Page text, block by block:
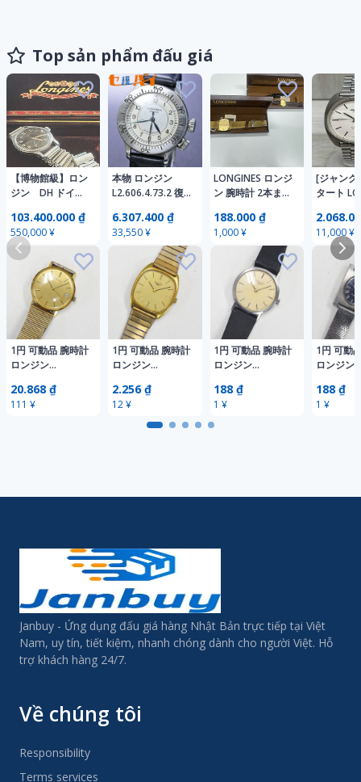
Top sản phẩm đấu giá
【博物館級】ロン
ジン DH ドイツ
ダイヤル 第二次
世界大戦
Bonklipバンブー
ブレス ロンジン
純正化粧箱
103.400.000 ₫
550,000 ¥
本物 ロンジン
L2.606.4.73.2 復
イロットウォッチ
男性用手巻腕時計
メンズウォッチ
純正ベルト 尾錠
LONGINES
6.307.400 ₫
33,550 ¥
LONGINES ロンジ
ン 腕時計 2本まと
ディース ジャン
ク品 手巻き 不動
188.000 ₫
1,000 ¥
[ジャンク
タート
2
計 メンズ
36mmケ
ンジン
ルトロニ
11,000 ¥
1円 可動品 腕時計
ロンジン
手巻き メンズ 同
梱不可
20.868 ₫
111 ¥
1円 可動品 腕時計
ロンジン
手巻き メンズ 同
梱不可
2.256 ₫
12 ¥
1円 可動品 腕時計
ロンジン
手巻き メンズ 同
梱不可
188 ₫
1 ¥
1円 可動
ロンジン
グシップ
手巻き レ
188 ₫
1 ¥
Janbuy - Ứng dụng đấu giá hàng Nhật Bản trực tiếp tại Việt
Nam, uy tín, tiết kiệm, nhanh chóng dành cho người Việt. Hỗ
trợ khách hàng 24/7.
Về chúng tôi
Responsibility
Terms services